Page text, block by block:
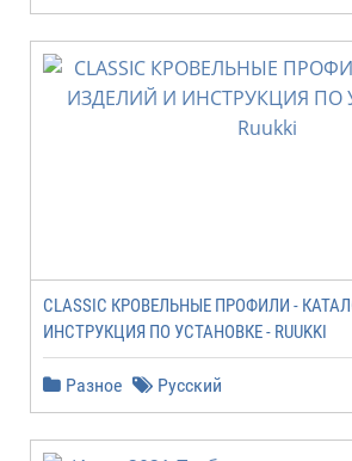
CLASSIC КРОВЕЛЬНЫЕ ПРОФИЛИ -
ИНСТРУКЦИЯ ПО УСТАНОВКЕ - RUUKKI
Разное Русский